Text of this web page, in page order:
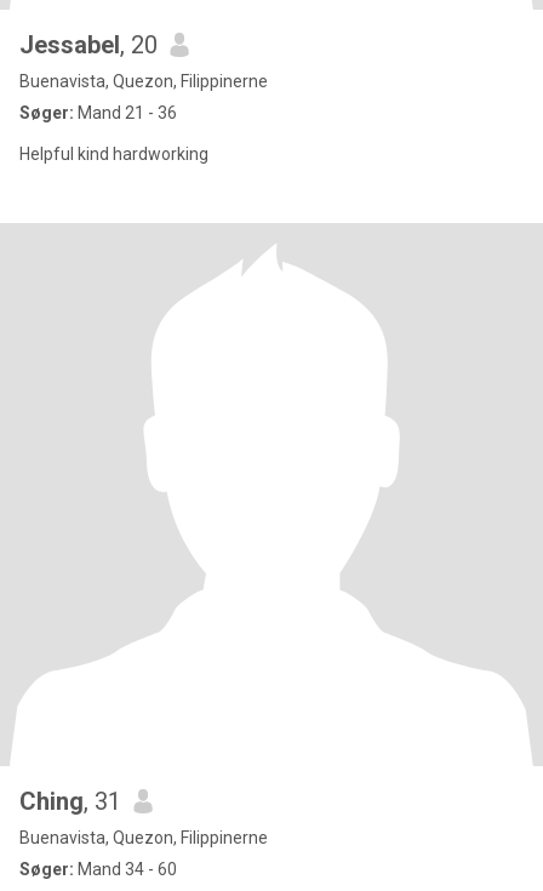
Jessabel, 20
Buenavista, Quezon, Filippinerne
Søger: Mand 21 - 36
Helpful kind hardworking
Ching, 31
Buenavista, Quezon, Filippinerne
Søger: Mand 34 - 60